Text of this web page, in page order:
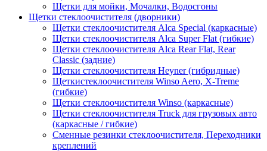
Щетки для мойки, Мочалки, Водосгоны
Щетки стеклоочистителя (дворники)
Щетки стеклоочистителя Alca Special (каркасные)
Щетки стеклоочистителя Alca Super Flat (гибкие)
Щетки стеклоочистителя Alca Rear Flat, Rear
Classic (задние)
Щетки стеклоочистителя Heyner (гибридные)
Щеткистеклоочистителя Winso Aero, X-Treme
(гибкие)
Щетки стеклоочистителя Winso (каркасные)
Щетки стеклоочистителя Truck для грузовых авто
(каркасные / гибкие)
Сменные резинки стеклоочистителя, Переходники
креплений